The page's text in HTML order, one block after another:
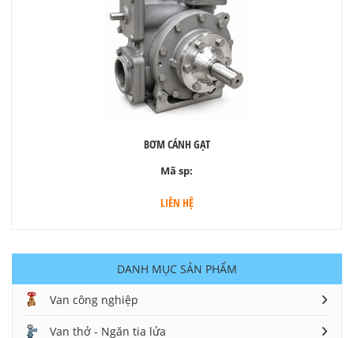
BƠM CÁNH GẠT
Mã sp:
LIÊN HỆ
DANH MỤC SẢN PHẨM
Van công nghiệp
Van thở - Ngăn tia lửa